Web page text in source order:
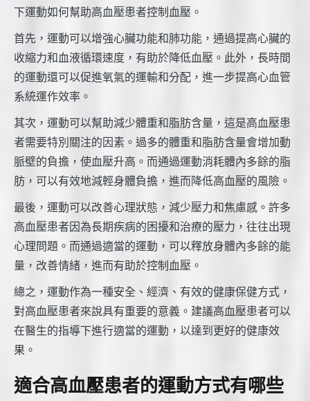
下運動如何幫助高血壓患者控制血壓。
首先，運動可以增強心臟功能和肺功能，通過提高心臟的
收縮力和血液循環速度，有助於降低血壓。此外，長時間
的運動還可以促進氧氣的運輸和分配，進一步提高心血管
系統運作效率。
其次，運動可以幫助減少體重和脂肪含量，這是高血壓患
者需要特別關注的因素。過多的體重和脂肪含量會增加動
脈壁的負擔，使血壓升高。而通過運動消耗體內多餘的脂
肪，可以有效地減輕身體負擔，進而降低高血壓的風險。
最後，運動可以改善心理狀態，減少壓力和焦慮感。許多
高血壓患者因為長期疾病的困擾和治療的壓力，往往出現
心理問題。而通過適當的運動，可以釋放身體內多餘的能
量，改善情緒，進而有助於控制血壓。
總之，運動作為一種安全、經濟、有效的健康保健方式，
對高血壓患者來說具有重要的意義。建議高血壓患者可以
在醫生的指導下進行適當的運動，以達到更好的健康效
果。
適合高血壓患者的運動方式有哪些